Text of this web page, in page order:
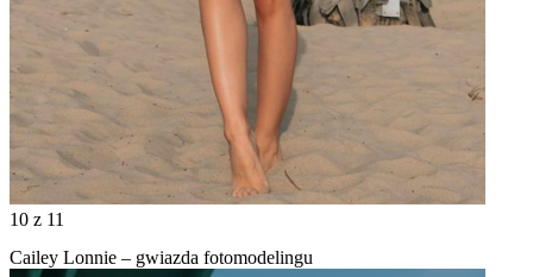
10 z 11
Cailey Lonnie – gwiazda fotomodelingu